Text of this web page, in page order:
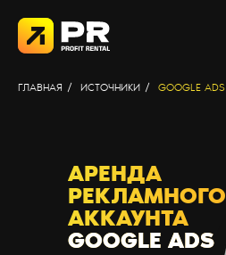
ГЛАВНАЯ / ИСТОЧНИКИ / GOOGLE ADS
АРЕНДА
РЕКЛАМНОГО
АККАУНТА
GOOGLE ADS